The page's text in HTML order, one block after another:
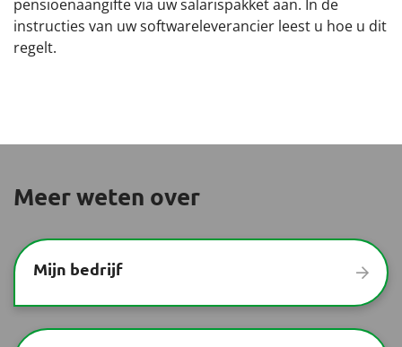
pensioenaangifte via uw salarispakket aan. In de
instructies van uw softwareleverancier leest u hoe u dit
regelt.
Meer weten over
Mijn bedrijf